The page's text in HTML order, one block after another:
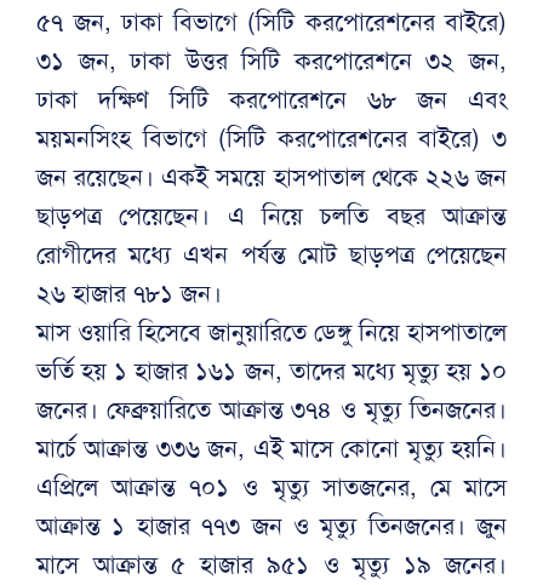
৫৭ জন, ঢাকা বিভাগে (সিটি করপোরেশনের বাইরে)
৩১ জন, ঢাকা উত্তর সিটি করপোরেশনে ৩২ জন,
ঢাকা দক্ষিণ সিটি করপোরেশনে ৬৮ জন এবং
ময়মনসিংহ বিভাগে (সিটি করপোরেশনের বাইরে) ৩
জন রয়েছেন। একই সময়ে হাসপাতাল থেকে ২২৬ জন
ছাড়পত্র পেয়েছেন। এ নিয়ে চলতি বছর আক্রান্ত
রোগীদের মধ্যে এখন পর্যন্ত মোট ছাড়পত্র পেয়েছেন
২৬ হাজার ৭৮১ জন।
মাস ওয়ারি হিসেবে জানুয়ারিতে ডেঙ্গু নিয়ে হাসপাতালে
ভর্তি হয় ১ হাজার ১৬১ জন, তাদের মধ্যে মৃত্যু হয় ১০
জনের। ফেব্রুয়ারিতে আক্রান্ত ৩৭৪ ও মৃত্যু তিনজনের।
মার্চে আক্রান্ত ৩৩৬ জন, এই মাসে কোনো মৃত্যু হয়নি।
এপ্রিলে আক্রান্ত ৭০১ ও মৃত্যু সাতজনের, মে মাসে
আক্রান্ত ১ হাজার ৭৭৩ জন ও মৃত্যু তিনজনের। জুন
মাসে আক্রান্ত ৫ হাজার ৯৫১ ও মৃত্যু ১৯ জনের।